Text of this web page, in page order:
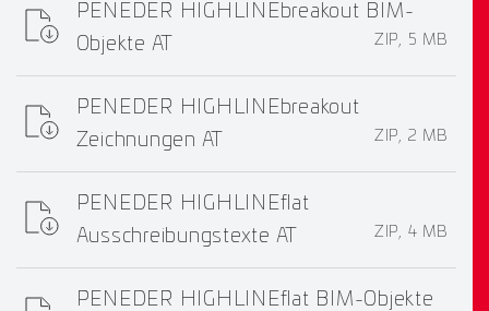
PENEDER HIGHLINEbreakout BIM-
Objekte AT
ZIP, 5 MB
PENEDER HIGHLINEbreakout
Zeichnungen AT
ZIP, 2 MB
PENEDER HIGHLINEflat
Ausschreibungstexte AT
ZIP, 4 MB
PENEDER HIGHLINEflat BIM-Objekte